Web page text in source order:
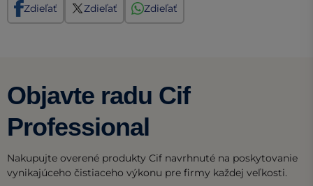
Zdieľať Zdieľať Zdieľať
Objavte radu Cif
Professional
Nakupujte overené produkty Cif navrhnuté na poskytovanie
vynikajúceho čistiaceho výkonu pre firmy každej veľkosti.